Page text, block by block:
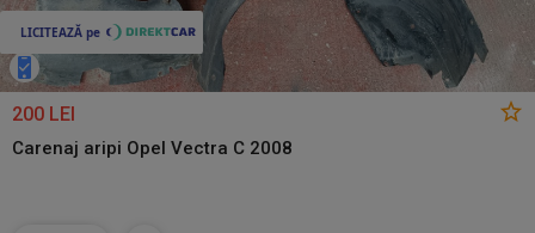
200 LEI
Carenaj aripi Opel Vectra C 2008